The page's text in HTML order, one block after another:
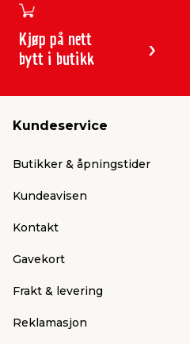
Kjøp på nett
bytt i butikk
Kundeservice
Butikker & åpningstider
Kundeavisen
Kontakt
Gavekort
Frakt & levering
Reklamasjon